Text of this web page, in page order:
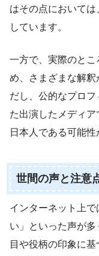
はその点において
しています。
一方で、実際のと
め、さまざまな解
だし、公的なプロ
た出演したメディ
日本人である可能性
世間の声と注意
インターネット上
い」といった声が
目や役柄の印象に